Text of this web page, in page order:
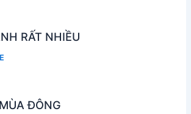
RẤT NHIỀU
ĐÔNG